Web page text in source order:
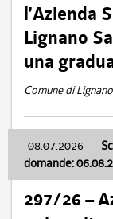
l’Azienda
Lignano
una
Comune di
08.07.2026 -
domande:
297/26 –